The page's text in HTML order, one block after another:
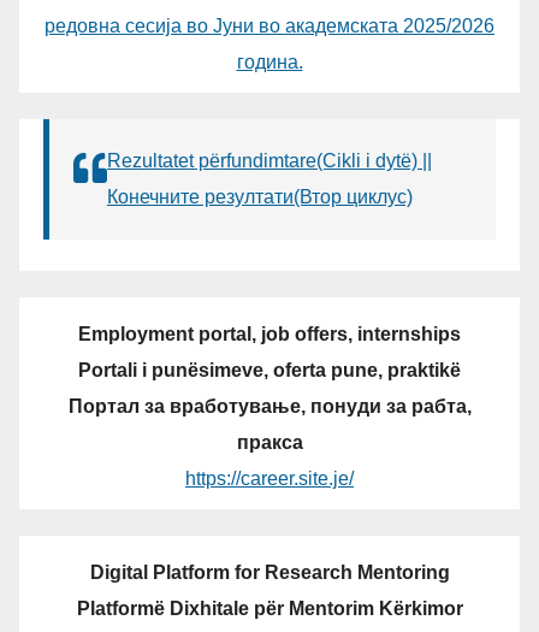
редовна сесија во Јуни во академската 2025/2026
година.
Rezultatet përfundimtare(Cikli i dytë) ||
Конечните резултати(Втор циклус)
Employment portal, job offers, internships
Portali i punësimeve, oferta pune, praktikë
Портал за вработување, понуди за рабта,
пракса
https://career.site.je/
Digital Platform for Research Mentoring
Platformë Dixhitale për Mentorim Kërkimor